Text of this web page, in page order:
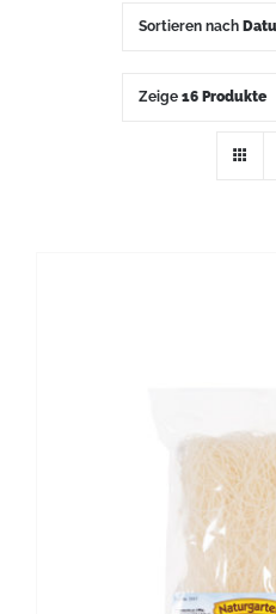
Sortieren nach
Zeige 16 Produkte